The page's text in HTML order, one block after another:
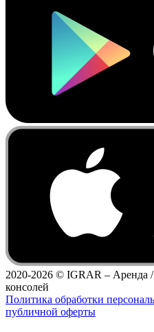
2020-2026 © IGRAR – Аренда /
консолей
Политика обработки
публичной оферты